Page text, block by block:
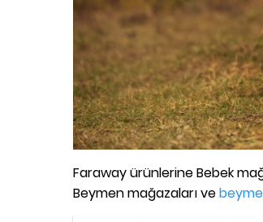
Faraway ürünlerine Bebek
Beymen mağazaları ve